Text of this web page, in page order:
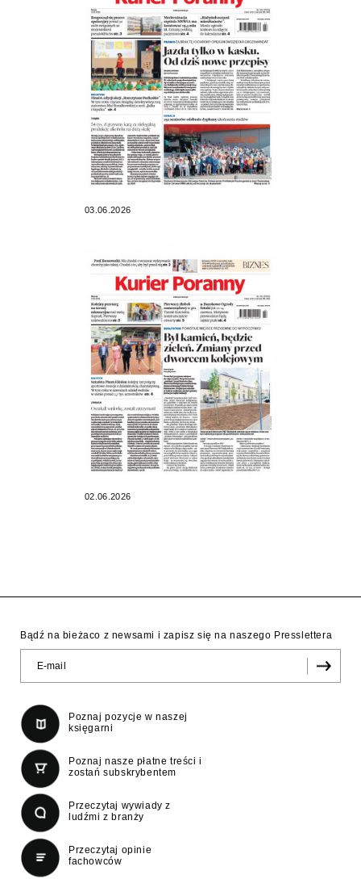
03.06.2026
02.06.2026
Bądź na bieżaco z newsami i zapisz się na naszego Presslettera
Poznaj pozycje w naszej
księgarni
Poznaj nasze płatne treści i
zostań subskrybentem
Przeczytaj wywiady z
ludźmi z branży
Przeczytaj opinie
fachowców